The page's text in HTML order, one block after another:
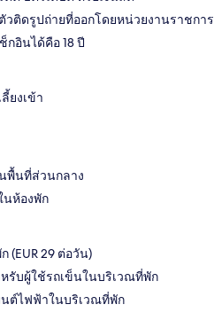
วติดรูปถ่ายที่ออกโดยหน่วยงานราชการ
กอินได้คือ 18 ปี
ยงเข้า
พื้นที่ส่วนกลาง
นห้องพัก
(EUR 29 ต่อวัน)
รับผู้ใช้รถเข็นในบริเวณที่พัก
ต์ไฟฟ้าในบริเวณที่พัก